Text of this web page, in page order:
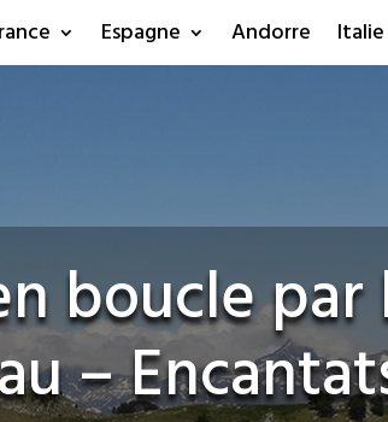
Espagne Andorre Italie
boucle par
–